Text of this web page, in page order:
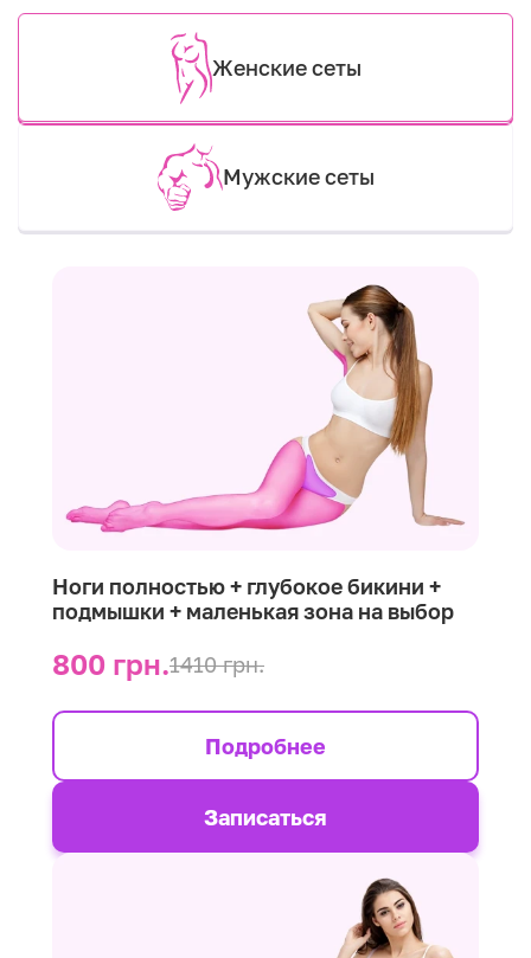
Женские сеты
Мужские сеты
Ноги полностью + глубокое бикини +
подмышки + маленькая зона на выбор
800 грн.1410 грн.
Подробнее
Записаться